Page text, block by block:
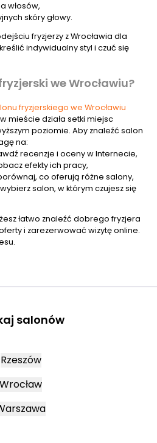
włosów,
skóry głowy.
fryzjerzy z Wrocławia dla
indywidualny styl i czuć się
we Wrocławiu?
fryzjerskiego we Wrocławiu
mieście działa setki miejsc
poziomie. Aby znaleźć salon
na:
recenzje i oceny w Internecie,
efekty ich pracy,
co oferują różne salony,
salon, w którym czujesz się
łatwo znaleźć dobrego fryzjera
i zarezerwować wizytę online.
salonów
Rzeszów
Wrocław